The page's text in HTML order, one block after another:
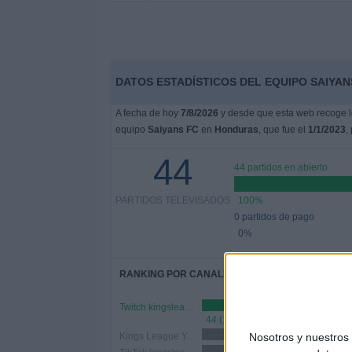
Nosotros y nuestros
DATOS ESTADÍSTICOS DEL EQUIPO
A fecha de hoy 7/8/2026 y desde que esta web recoge
equipo Saiyans FC en Honduras, que fue el 1/1/2023,
44
PARTIDOS TELEVISADOS
44 partidos en abierto
100%
0 partidos de pago
0%
RANKING POR CANALES
Twitch kingsleague
44 (100%)
31